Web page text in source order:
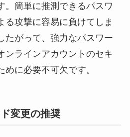
。簡単に推測できるパスワ
る攻撃に容易に負けてしま
たがって、強力なパスワー
ンラインアカウントのセキ
めに必要不可欠です。
変更の推奨